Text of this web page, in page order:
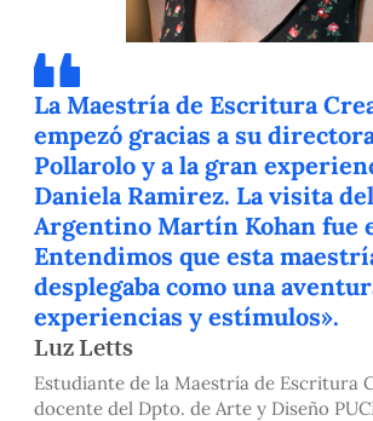
La Maestría de Escritura
empezó gracias a su
Pollarolo y a la gran
Daniela Ramirez. La visita
Argentino Martín Kohan fue
Entendimos que esta
desplegaba como una
experiencias y estímulos».
Luz Letts
Estudiante de la Maestría de Escritura
docente del Dpto. de Arte y Diseño